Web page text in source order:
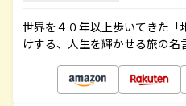
世界を４０年以上歩いてきた
けする、人生を輝かせる旅の名